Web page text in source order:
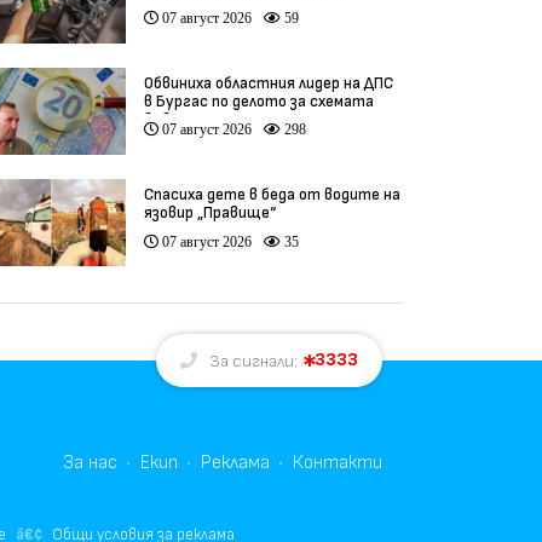
07 август 2026 59
Обвиниха областния лидер на ДПС
в Бургас по делото за схемата
във ВиК
07 август 2026 298
Спасиха дете в беда от водите на
язовир „Правище“
07 август 2026 35
За сигнали: 3333
За нас Екип Реклама Контакти
Общи условия за реклама